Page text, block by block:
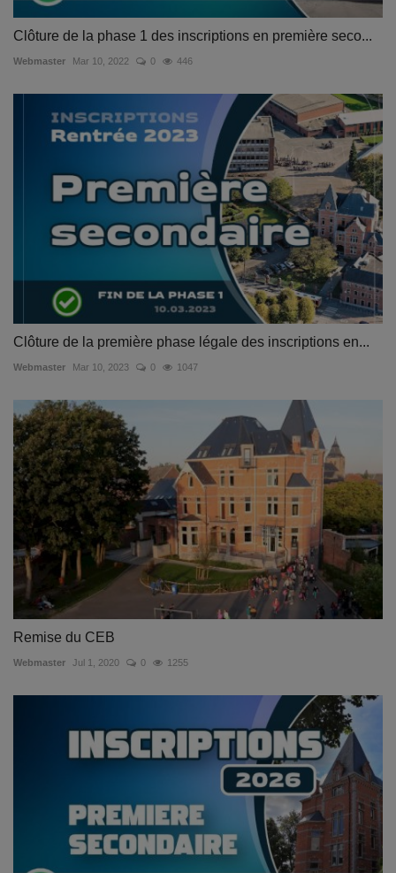
Clôture de la phase 1 des inscriptions en première seco...
Webmaster Mar 10, 2022 0 446
Clôture de la première phase légale des inscriptions en...
Webmaster Mar 10, 2023 0 1047
Remise du CEB
Webmaster Jul 1, 2020 0 1255